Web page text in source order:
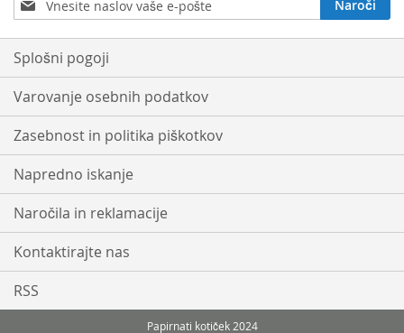
se
na
e-
novice:
Naroči
Splošni pogoji
Varovanje osebnih podatkov
Zasebnost in politika piškotkov
Napredno iskanje
Naročila in reklamacije
Kontaktirajte nas
RSS
Papirnati kotiček 2024